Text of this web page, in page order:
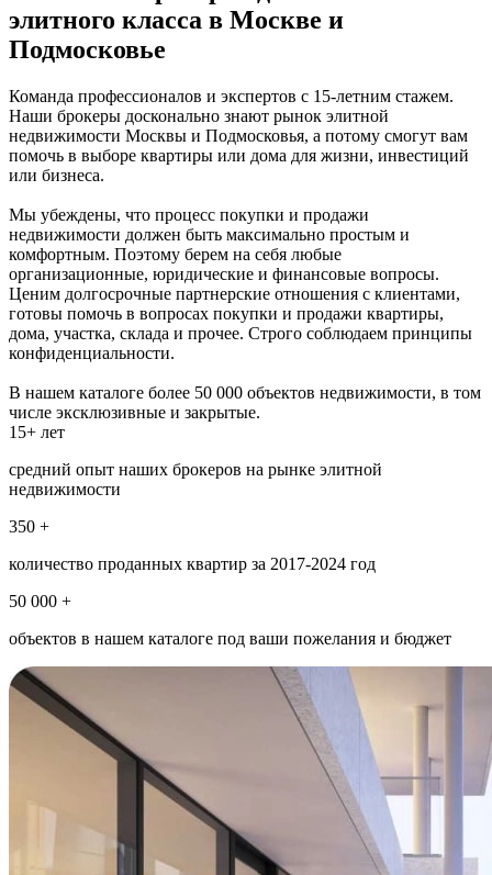
элитного класса в Москве и
Подмосковье
Команда профессионалов и экспертов с 15-летним стажем.
Наши брокеры досконально знают рынок элитной
недвижимости Москвы и Подмосковья, а потому смогут вам
помочь в выборе квартиры или дома для жизни, инвестиций
или бизнеса.
Мы убеждены, что процесс покупки и продажи
недвижимости должен быть максимально простым и
комфортным. Поэтому берем на себя любые
организационные, юридические и финансовые вопросы.
Ценим долгосрочные партнерские отношения с клиентами,
готовы помочь в вопросах покупки и продажи квартиры,
дома, участка, склада и прочее. Строго соблюдаем принципы
конфиденциальности.
В нашем каталоге более 50 000 объектов недвижимости, в том
числе эксклюзивные и закрытые.
15+ лет
средний опыт наших брокеров на рынке элитной
недвижимости
350 +
количество проданных квартир за 2017-2024 год
50 000 +
объектов в нашем каталоге под ваши пожелания и бюджет